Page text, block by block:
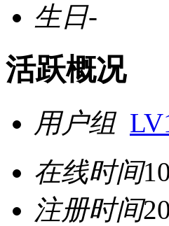
生日-
活跃概况
用户组
在线时间
注册时间